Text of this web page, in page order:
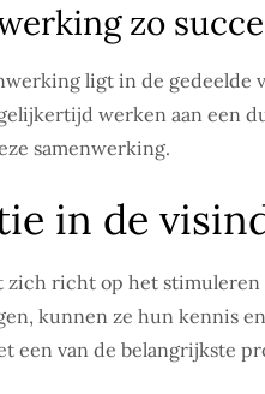
zo
ligt in de
werken aan een
samenwerking.
in de
richt op het
kunnen ze hun kennis
een van de belangrijkste